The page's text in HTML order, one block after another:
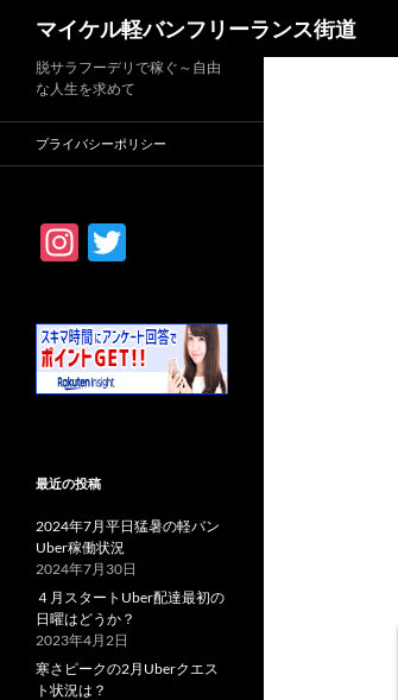
マイケル軽バンフリーランス街道
脱サラフーデリで稼ぐ～自由
な人生を求めて
プライバシーポリシー
In
ag
ra
m
itt
er
最近の投稿
2024年7月平日猛暑の軽バン
Uber稼働状況
2024年7月30日
４月スタートUber配達最初の
日曜はどうか？
2023年4月2日
寒さピークの2月Uberクエス
ト状況は？